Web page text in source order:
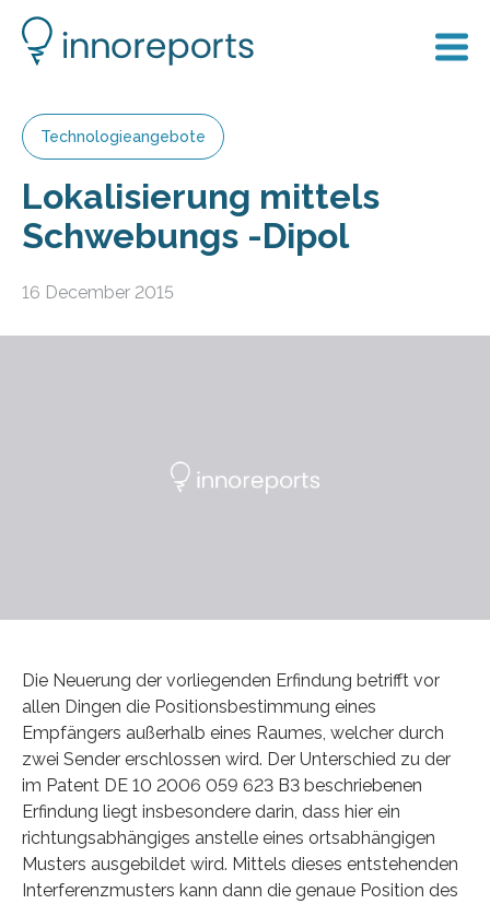
Technologieangebote
Lokalisierung mittels
Schwebungs -Dipol
16 December 2015
Die Neuerung der vorliegenden Erfindung betrifft vor
allen Dingen die Positionsbestimmung eines
Empfängers außerhalb eines Raumes, welcher durch
zwei Sender erschlossen wird. Der Unterschied zu der
im Patent DE 10 2006 059 623 B3 beschriebenen
Erfindung liegt insbesondere darin, dass hier ein
richtungsabhängiges anstelle eines ortsabhängigen
Musters ausgebildet wird. Mittels dieses entstehenden
Interferenzmusters kann dann die genaue Position des